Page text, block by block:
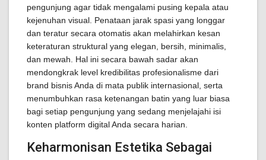
pengunjung agar tidak mengalami pusing kepala atau
kejenuhan visual. Penataan jarak spasi yang longgar
dan teratur secara otomatis akan melahirkan kesan
keteraturan struktural yang elegan, bersih, minimalis,
dan mewah. Hal ini secara bawah sadar akan
mendongkrak level kredibilitas profesionalisme dari
brand bisnis Anda di mata publik internasional, serta
menumbuhkan rasa ketenangan batin yang luar biasa
bagi setiap pengunjung yang sedang menjelajahi isi
konten platform digital Anda secara harian.
Keharmonisan Estetika Sebagai